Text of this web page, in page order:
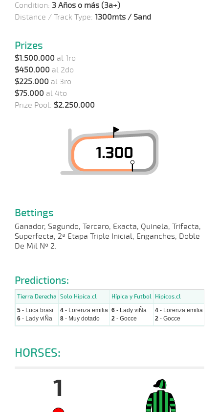
Condition: 3 Años o más (3a+)
Distance / Track Type: 1300mts / Sand
Prizes
$1.500.000 al 1ro
$450.000 al 2do
$225.000 al 3ro
$75.000 al 4to
Prize Pool: $2.250.000
Bettings
Ganador, Segundo, Tercero, Exacta, Quinela, Trifecta,
Superfecta, 2ª Etapa Triple Inicial, Enganches, Doble
De Mil Nº 2.
Predictions:
Tierra Derecha Solo Hipica.cl Hípica y Futbol Hipicos.cl
5 - Luca brasi
6 - Lady viÑa
4 - Lorenza emilia
8 - Muy dotado
6 - Lady viÑa
2 - Gocce
4 - Lorenza emilia
2 - Gocce
HORSES:
1